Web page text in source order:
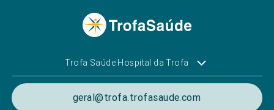
Trofa Saúde Hospital da Trofa
geral@trofa.trofasaude.com